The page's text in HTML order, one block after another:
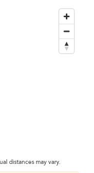
distances may vary.